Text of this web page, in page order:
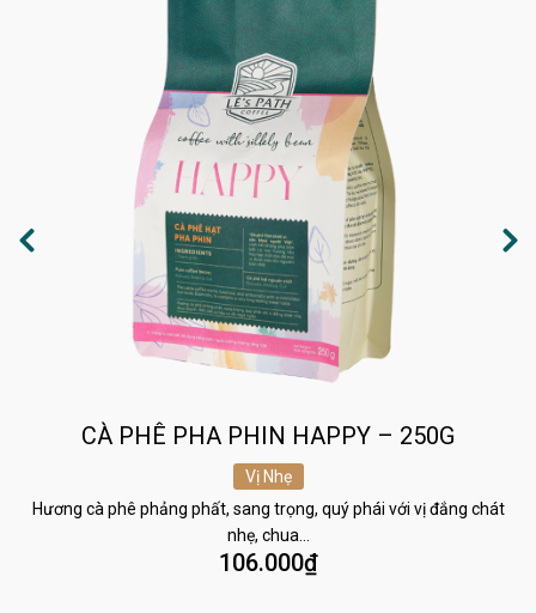
CÀ PHÊ PHA PHIN HAPPY – 250G
Vị Nhẹ
Hương cà phê phảng phất, sang trọng, quý phái với vị đắng chát
nhẹ, chua…
106.000₫